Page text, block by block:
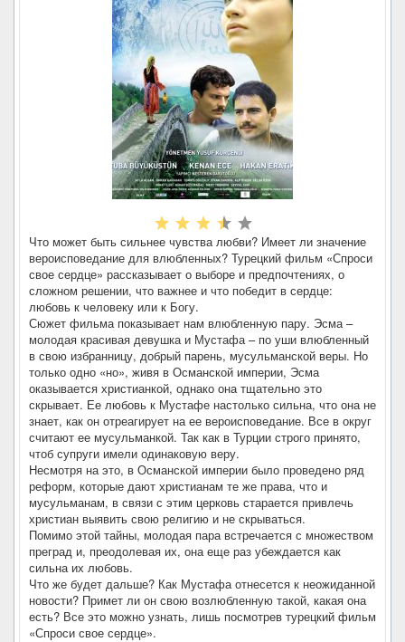
Что может быть сильнее чувства любви? Имеет ли значение
вероисповедание для влюбленных? Турецкий фильм «Спроси
свое сердце» рассказывает о выборе и предпочтениях, о
сложном решении, что важнее и что победит в сердце:
любовь к человеку или к Богу.
Сюжет фильма показывает нам влюбленную пару. Эсма –
молодая красивая девушка и Мустафа – по уши влюбленный
в свою избранницу, добрый парень, мусульманской веры. Но
только одно «но», живя в Османской империи, Эсма
оказывается христианкой, однако она тщательно это
скрывает. Ее любовь к Мустафе настолько сильна, что она не
знает, как он отреагирует на ее вероисповедание. Все в округ
считают ее мусульманкой. Так как в Турции строго принято,
чтоб супруги имели одинаковую веру.
Несмотря на это, в Османской империи было проведено ряд
реформ, которые дают христианам те же права, что и
мусульманам, в связи с этим церковь старается привлечь
христиан выявить свою религию и не скрываться.
Помимо этой тайны, молодая пара встречается с множеством
преград и, преодолевая их, она еще раз убеждается как
сильна их любовь.
Что же будет дальше? Как Мустафа отнесется к неожиданной
новости? Примет ли он свою возлюбленную такой, какая она
есть? Все это можно узнать, лишь посмотрев турецкий фильм
«Спроси свое сердце».